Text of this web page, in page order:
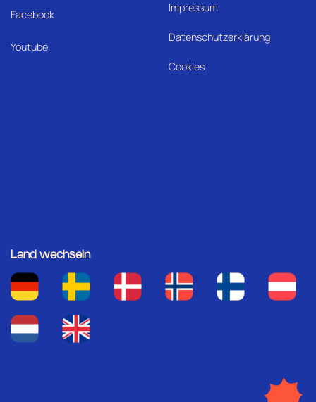
Facebook
Youtube
Impressum
Datenschutzerklärung
Cookies
Land wechseln